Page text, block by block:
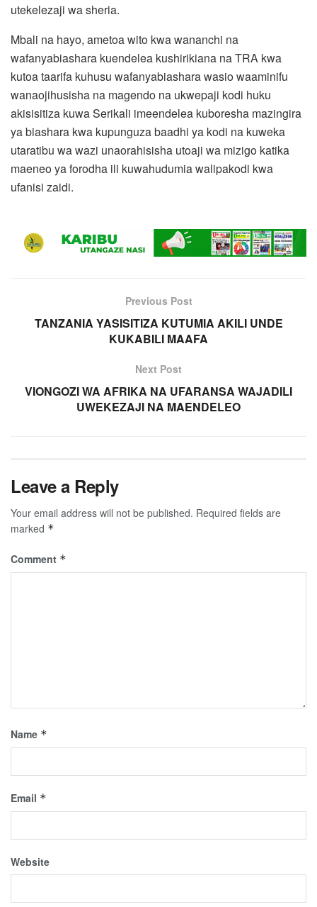
utekelezaji wa sheria.
Mbali na hayo, ametoa wito kwa wananchi na
wafanyabiashara kuendelea kushirikiana na TRA kwa
kutoa taarifa kuhusu wafanyabiashara wasio waaminifu
wanaojihusisha na magendo na ukwepaji kodi huku
akisisitiza kuwa Serikali imeendelea kuboresha mazingira
ya biashara kwa kupunguza baadhi ya kodi na kuweka
utaratibu wa wazi unaorahisisha utoaji wa mizigo katika
maeneo ya forodha ili kuwahudumia walipakodi kwa
ufanisi zaidi.
Previous Post
TANZANIA YASISITIZA KUTUMIA AKILI UNDE
KUKABILI MAAFA
Next Post
VIONGOZI WA AFRIKA NA UFARANSA WAJADILI
UWEKEZAJI NA MAENDELEO
Leave a Reply
Your email address will not be published. Required fields are
marked *
Comment *
Name *
Email *
Website